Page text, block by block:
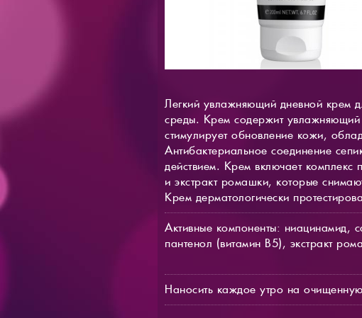
Легкий увлажняющий дневной крем
среды. Крем содержит
стимулирует обновление кожи,
Антибактериальное соединение
действием. Крем включает комплекс
и экстракт ромашки, которые
Крем дерматологически
Активные компоненты: ниацинамид,
пантенол (витамин В5), экстракт
Наносить каждое утро на